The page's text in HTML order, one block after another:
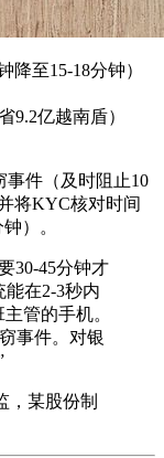
至15-18分钟）
亿越南盾）
事件（及时阻止10
将KYC核对时间
）。
30-45分钟才
在2-3秒内
管的手机。
事件。对银
某股份制